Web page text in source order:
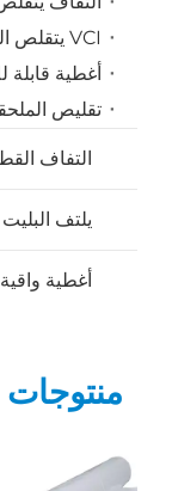
VCI يتقلص التفاف
تقليص
التفاف
يلتف البليت
أغطية واقية